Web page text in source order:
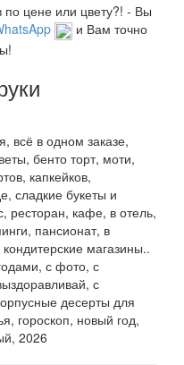
цене или цвету?! - Вы
и Вам точно
всё в одном заказе,
бенто торт, моти,
капкейков,
сладкие букеты и
кафе, в отель,
пансионат, в
магазины..
с фото, с
с
десерты для
гороскоп, новый год,
2026